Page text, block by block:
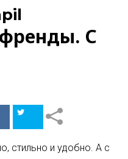
С
Поделиться
стильно и удобно. А с